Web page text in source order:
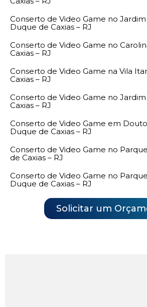
Conserto de Video Game no
Duque de Caxias – RJ
Conserto de Video Game no
Caxias – RJ
Conserto de Video Game na Vila
Caxias – RJ
Conserto de Video Game no
Caxias – RJ
Conserto de Video Game em
Duque de Caxias – RJ
Conserto de Video Game no
de Caxias – RJ
Conserto de Video Game no
Duque de Caxias – RJ
Solicitar um